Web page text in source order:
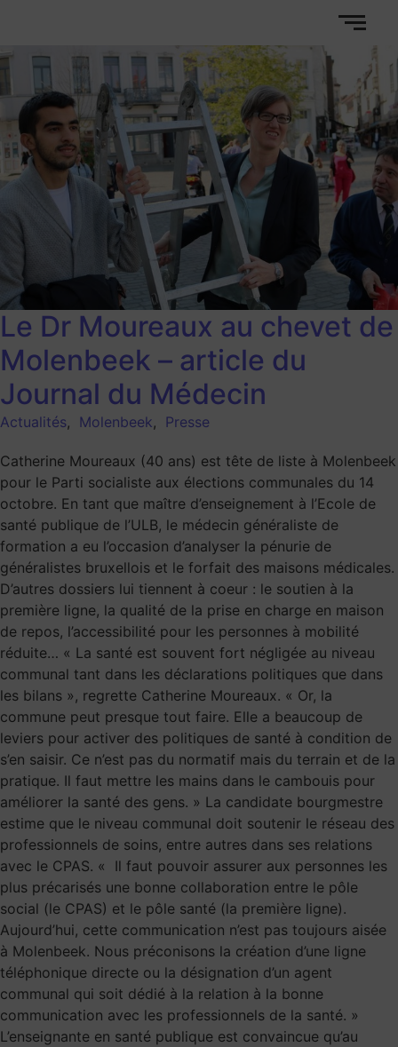
Le Dr Moureaux au chevet de
Molenbeek – article du
Journal du Médecin
Actualités, Molenbeek, Presse
Catherine Moureaux (40 ans) est tête de liste à Molenbeek
pour le Parti socialiste aux élections communales du 14
octobre. En tant que maître d’enseignement à l’Ecole de
santé publique de l’ULB, le médecin généraliste de
formation a eu l’occasion d’analyser la pénurie de
généralistes bruxellois et le forfait des maisons médicales.
D’autres dossiers lui tiennent à coeur : le soutien à la
première ligne, la qualité de la prise en charge en maison
de repos, l’accessibilité pour les personnes à mobilité
réduite… « La santé est souvent fort négligée au niveau
communal tant dans les déclarations politiques que dans
les bilans », regrette Catherine Moureaux. « Or, la
commune peut presque tout faire. Elle a beaucoup de
leviers pour activer des politiques de santé à condition de
s’en saisir. Ce n’est pas du normatif mais du terrain et de la
pratique. Il faut mettre les mains dans le cambouis pour
améliorer la santé des gens. » La candidate bourgmestre
estime que le niveau communal doit soutenir le réseau des
professionnels de soins, entre autres dans ses relations
avec le CPAS. « Il faut pouvoir assurer aux personnes les
plus précarisés une bonne collaboration entre le pôle
social (le CPAS) et le pôle santé (la première ligne).
Aujourd’hui, cette communication n’est pas toujours aisée
à Molenbeek. Nous préconisons la création d’une ligne
téléphonique directe ou la désignation d’un agent
communal qui soit dédié à la relation à la bonne
communication avec les professionnels de la santé. »
L’enseignante en santé publique est convaincue qu’au